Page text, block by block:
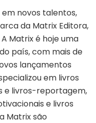
novos talentos,
da Matrix Editora,
Matrix é hoje uma
país, com mais de
lançamentos
em livros
e livros-reportagem,
e livros
Matrix são